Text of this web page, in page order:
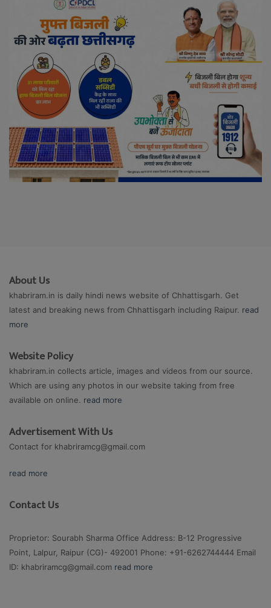
About Us
khabriram.in is daily hindi news website of Chhattisgarh. Get
latest and breaking news from Chhattisgarh including Raipur. read
more
Website Policy
khabriram.in collects article, images and videos from our source.
Which are using any photos in our website taking from free
available on online. read more
Advertisement With Us
Contact for khabriramcg@gmail.com
read more
Contact Us
Proprietor: Sourabh Sharma Office Address: B-12 Progressive
Point, Lalpur, Raipur (CG)- 492001 Phone: +91-6262744444 Email
ID: khabriramcg@gmail.com read more